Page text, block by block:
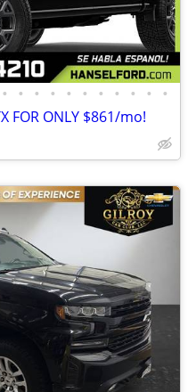
• • • • • • • • • • •
FOR ONLY $861/mo!